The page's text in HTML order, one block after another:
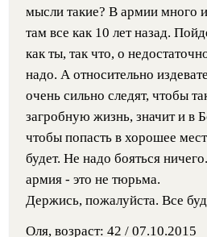
мысли такие? В армии много
там все как 10 лет назад.
как ты, так что, о
надо. А относительно
очень сильно следят, чтобы
загробную жизнь, значит и в
чтобы попасть в хорошее
будет. Не надо бояться
армия - это не тюрьма.
Держись, пожалуйста. Все
Оля, возраст: 42 / 07.10.2015